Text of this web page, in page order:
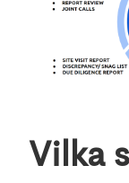
Vilka